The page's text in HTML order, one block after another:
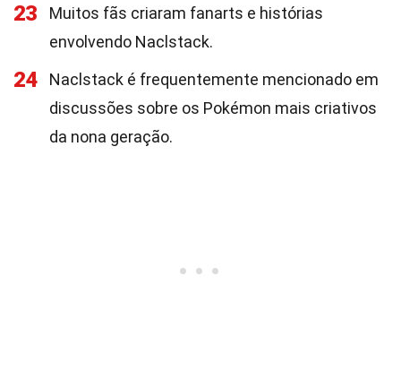
23
Muitos fãs criaram fanarts e histórias
envolvendo Naclstack.
24
Naclstack é frequentemente mencionado em
discussões sobre os Pokémon mais criativos
da nona geração.